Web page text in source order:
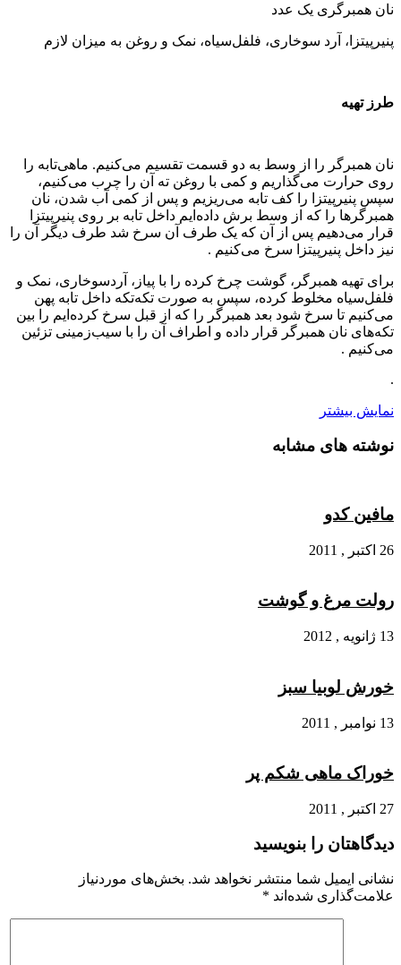
نان همبرگری یک عدد
پنیرپیتزا، آرد سوخاری، فلفل‌سیاه، نمک و روغن به میزان لازم
طرز تهیه
نان همبرگر را از وسط به دو قسمت تقسیم می‌کنیم. ماهی‌تابه را
روی حرارت می‌گذاریم و کمی با روغن ته آن را چرب می‌کنیم،
سپس پنیرپیتزا را کف تابه می‌ریزیم و پس از کمی آب شدن، نان
همبرگرها را که از وسط برش داده‌ایم داخل تابه بر روی پنیرپیتزا
قرار می‌دهیم پس از آن که یک طرف آن سرخ شد طرف دیگر آن را
نیز داخل پنیرپیتزا سرخ می‌کنیم .
برای تهیه همبرگر، گوشت چرخ ‌کرده را با پیاز، آردسوخاری، نمک و
فلفل‌سیاه مخلوط کرده، سپس به صورت تکه‌تکه داخل تابه پهن
می‌کنیم تا سرخ شود بعد همبرگر را که از قبل سرخ کرده‌ایم را بین
تکه‌های نان همبرگر قرار داده و اطراف آن را با سیب‌زمینی تزئین
می‌کنیم .
.
نمایش بیشتر
نوشته های مشابه
مافین کدو
26 اکتبر , 2011
رولت مرغ و گوشت
13 ژانویه , 2012
خورش لوبیا سبز
13 نوامبر , 2011
خوراک ماهی شکم پر
27 اکتبر , 2011
دیدگاهتان را بنویسید
نشانی ایمیل شما منتشر نخواهد شد. بخش‌های موردنیاز
علامت‌گذاری شده‌اند *